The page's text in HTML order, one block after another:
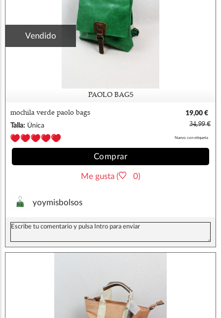
Vendido
PAOLO BAGS
mochila verde paolo bags
19,00 €
Talla: Única 34,99 €
Nuevo con etiqueta
Comprar
Me gusta ( 0)
yoymisbolsos